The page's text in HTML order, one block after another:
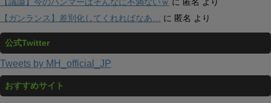
【ガンランス】差別化してくれればなあ…
に 匿名 より
公式Twitter
Tweets by MH_official_JP
おすすめサイト